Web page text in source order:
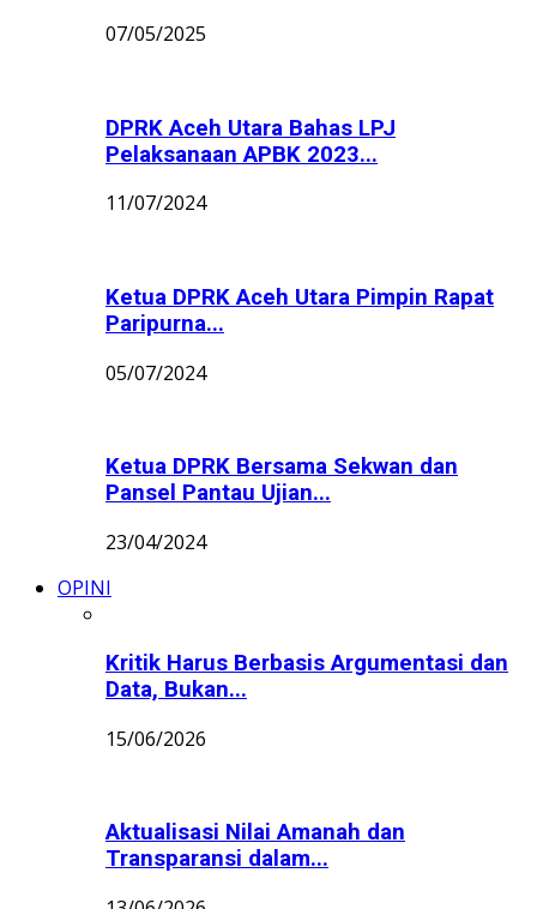
07/05/2025
DPRK Aceh Utara Bahas LPJ
Pelaksanaan APBK 2023...
11/07/2024
Ketua DPRK Aceh Utara Pimpin Rapat
Paripurna...
05/07/2024
Ketua DPRK Bersama Sekwan dan
Pansel Pantau Ujian...
23/04/2024
OPINI
Kritik Harus Berbasis Argumentasi dan
Data, Bukan...
15/06/2026
Aktualisasi Nilai Amanah dan
Transparansi dalam...